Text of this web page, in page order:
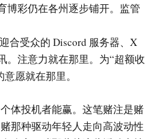
博彩仍在各州逐步铺开。监管
迎合受众的 Discord 服务器、X
。注意力就在那里。为“超额收
愿就在那里。
体投机者能赢。这笔赌注是赌
那种驱动年轻人走向高波动性